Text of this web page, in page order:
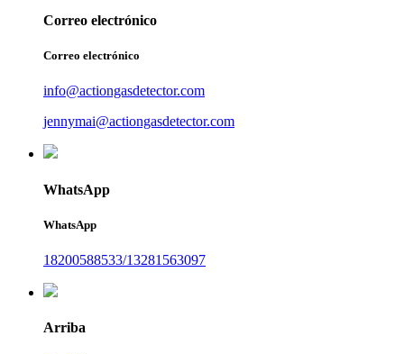
Correo electrónico
Correo electrónico
info@actiongasdetector.com
jennymai@actiongasdetector.com
WhatsApp
WhatsApp
18200588533/13281563097
Arriba